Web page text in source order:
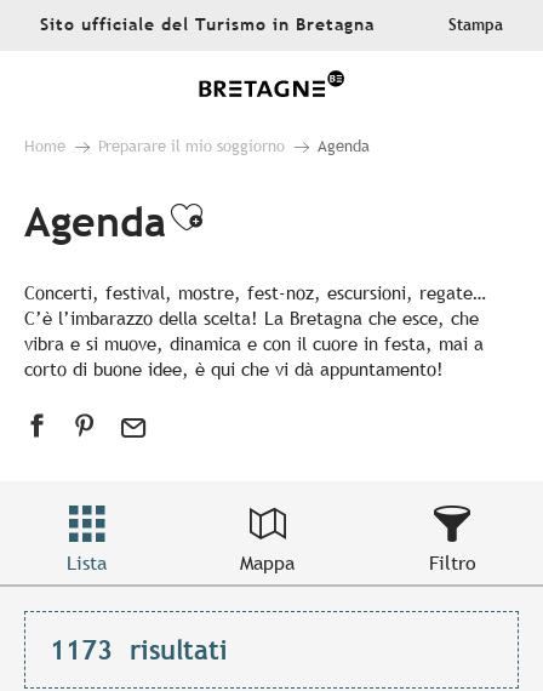
AllerSito ufficiale del Turismo in Bretagna Stampa
Home Preparare il mio soggiorno Agenda
AgendaAjouter aux favoris
Concerti, festival, mostre, fest-noz, escursioni, regate…
C’è l’imbarazzo della scelta! La Bretagna che esce, che
vibra e si muove, dinamica e con il cuore in festa, mai a
corto di buone idee, è qui che vi dà appuntamento!
Lista Mappa Filtro
1173 risultati